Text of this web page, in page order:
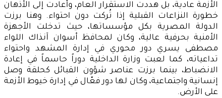
الأزمة عادية، بل هددت الاستقرار العام، وأعادت إلى الأذهان
خطورة النزاعات القبلية إذا تُركت دون احتواء. وهنا برزت
الدولة المصرية بكل مؤسساتها، حيث تدخلت الأجهزة
الأمنية بحرفية عالية، وكان لمحافظ أسوان آنذاك اللواء
مصطفى يسري دور محوري في إدارة المشهد واحتواء
تداعياته، كما لعبت وزارة الداخلية دوراً حاسماً في إعادة
الانضباط، بينما برزت عناصر شؤون القبائل كحلقة وصل
إنسانية واجتماعية، وكان لها دور فعّال في إدارة خيوط الأزمة
على الأرض.